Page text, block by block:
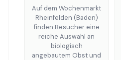
Auf dem Wochenmarkt
Rheinfelden (Baden)
finden Besucher eine
reiche Auswahl an
biologisch
angebautem Obst und